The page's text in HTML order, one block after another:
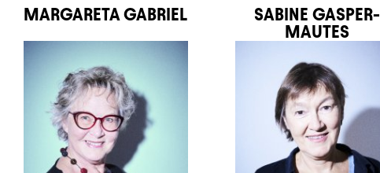
MARGARETA GABRIEL
SABINE GASPER-
MAUTES